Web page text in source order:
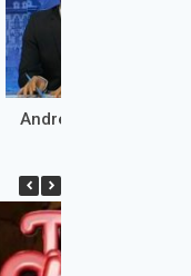
Andrei Marinaș